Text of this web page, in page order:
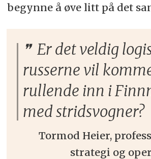
begynne å øve litt på det
Er det veldig
russerne vil
rullende inn i
med stridsvogner?
Tormod Heier,
strategi og